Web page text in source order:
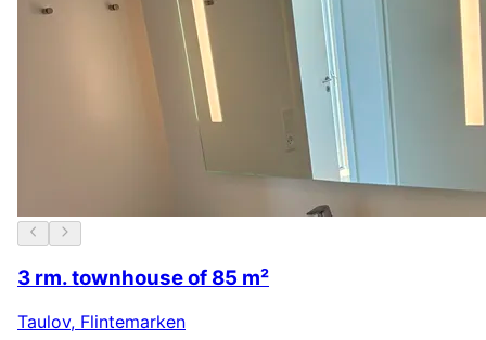
3 rm. townhouse of 85 m²
Taulov, Flintemarken